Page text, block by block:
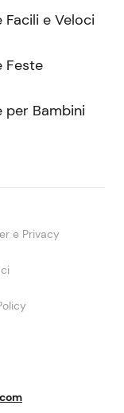
Facili e Veloci
Feste
per Bambini
e Privacy